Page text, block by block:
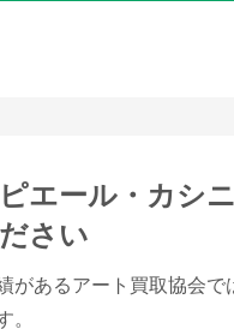
エール・カシ
さい
があるアート買取協会